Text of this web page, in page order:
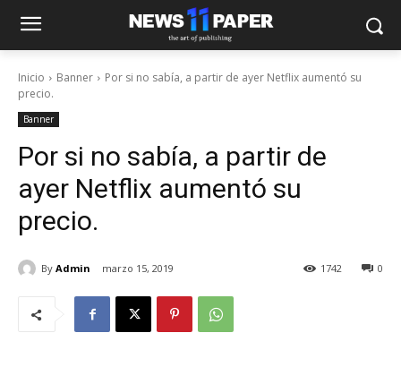
Inicio Banner
Por si no sabía, a partir de ayer Netflix aumentó su
precio.
Banner
Por si no sabía, a partir de
ayer Netflix aumentó su
precio.
By Admin marzo 15, 2019 0
1742